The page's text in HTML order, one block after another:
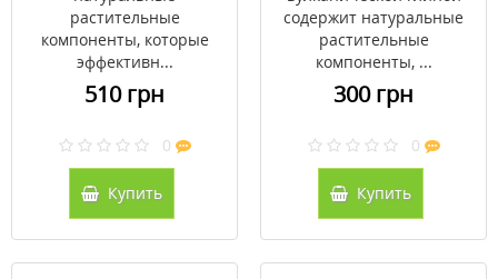
растительные
компоненты, которые
эффективн...
510 грн
0
Купить
содержит натуральные
растительные
компоненты, ...
300 грн
0
Купить